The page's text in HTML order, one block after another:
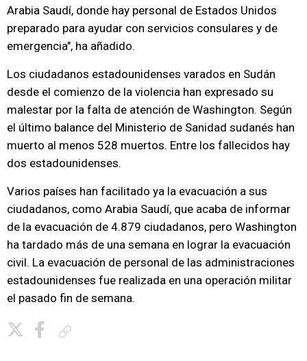
Arabia Saudí, donde hay personal de Estados Unidos
preparado para ayudar con servicios consulares y de
emergencia", ha añadido.
Los ciudadanos estadounidenses varados en Sudán
desde el comienzo de la violencia han expresado su
malestar por la falta de atención de Washington. Según
el último balance del Ministerio de Sanidad sudanés han
muerto al menos 528 muertos. Entre los fallecidos hay
dos estadounidenses.
Varios países han facilitado ya la evacuación a sus
ciudadanos, como Arabia Saudí, que acaba de informar
de la evacuación de 4.879 ciudadanos, pero Washington
ha tardado más de una semana en lograr la evacuación
civil. La evacuación de personal de las administraciones
estadounidenses fue realizada en una operación militar
el pasado fin de semana.